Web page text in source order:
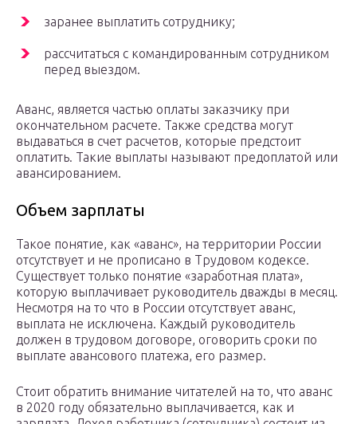
заранее выплатить сотруднику;
рассчитаться с командированным сотрудником
перед выездом.
Аванс, является частью оплаты заказчику при
окончательном расчете. Также средства могут
выдаваться в счет расчетов, которые предстоит
оплатить. Такие выплаты называют предоплатой или
авансированием.
Объем зарплаты
Такое понятие, как «аванс», на территории России
отсутствует и не прописано в Трудовом кодексе.
Существует только понятие «заработная плата»,
которую выплачивает руководитель дважды в месяц.
Несмотря на то что в России отсутствует аванс,
выплата не исключена. Каждый руководитель
должен в трудовом договоре, оговорить сроки по
выплате авансового платежа, его размер.
Стоит обратить внимание читателей на то, что аванс
в 2020 году обязательно выплачивается, как и